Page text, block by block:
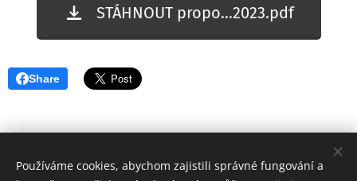
STÁHNOUT propo...2023.pdf
Share
Používáme cookies, abychom zajistili správné fungování a